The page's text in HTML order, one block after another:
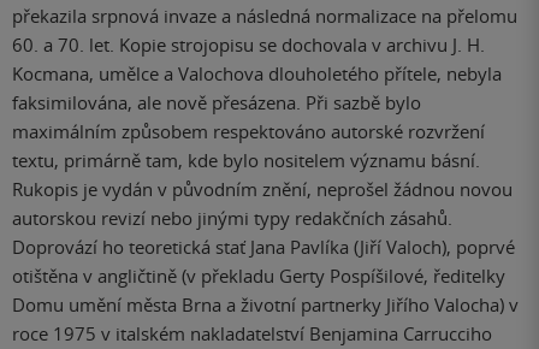
překazila srpnová invaze a následná normalizace na přelomu
60. a 70. let. Kopie strojopisu se dochovala v archivu J. H.
Kocmana, umělce a Valochova dlouholetého přítele, nebyla
faksimilována, ale nově přesázena. Při sazbě bylo
maximálním způsobem respektováno autorské rozvržení
textu, primárně tam, kde bylo nositelem významu básní.
Rukopis je vydán v původním znění, neprošel žádnou novou
autorskou revizí nebo jinými typy redakčních zásahů.
Doprovází ho teoretická stať Jana Pavlíka (Jiří Valoch), poprvé
otištěna v angličtině (v překladu Gerty Pospíšilové, ředitelky
Domu umění města Brna a životní partnerky Jiřího Valocha) v
roce 1975 v italském nakladatelství Benjamina Carrucciho